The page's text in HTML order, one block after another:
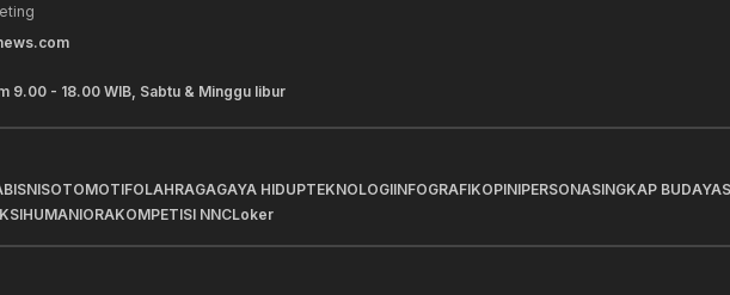
9.00 - 18.00 WIB, Sabtu & Minggu libur
BISNISOTOMOTIFOLAHRAGAGAYA HIDUPTEKNOLOGIINFOGRAFIKOPINIPERSONASINGKAP BUDAYA
HUMANIORAKOMPETISI NNCLoker